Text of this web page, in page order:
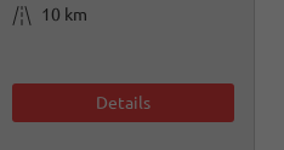
Kilometerstand
10 km
Details